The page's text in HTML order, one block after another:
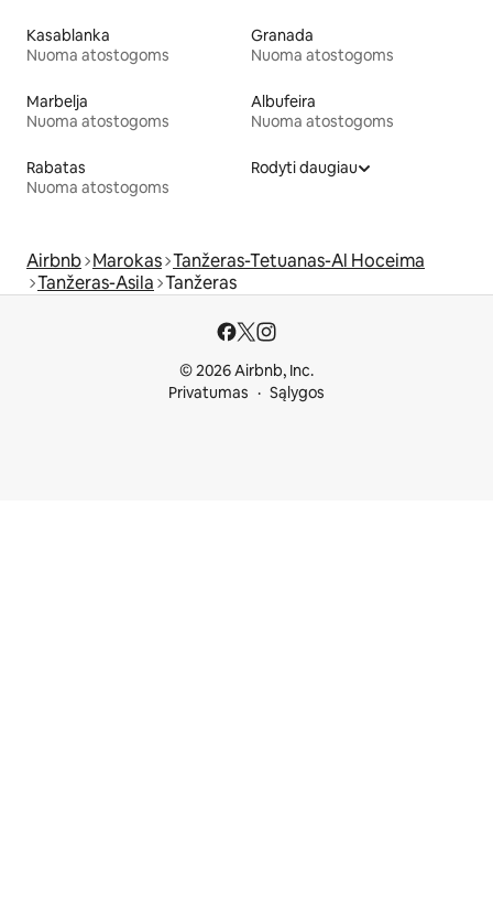
Kasablanka
Nuoma atostogoms
Granada
Nuoma atostogoms
Marbelja
Nuoma atostogoms
Albufeira
Nuoma atostogoms
Rabatas
Nuoma atostogoms
Rodyti daugiau
Airbnb Marokas Tanžeras-Tetuanas-Al Hoceima
Tanžeras-Asila Tanžeras
© 2026 Airbnb, Inc.
Privatumas
Sąlygos